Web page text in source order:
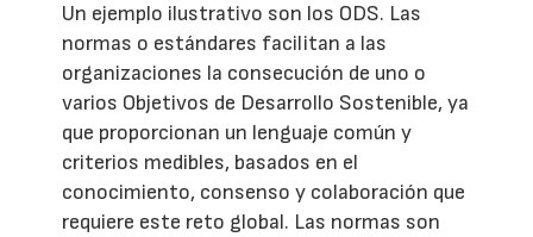
Un ejemplo ilustrativo son los ODS. Las
normas o estándares facilitan a las
organizaciones la consecución de uno o
varios Objetivos de Desarrollo Sostenible, ya
que proporcionan un lenguaje común y
criterios medibles, basados en el
conocimiento, consenso y colaboración que
requiere este reto global. Las normas son